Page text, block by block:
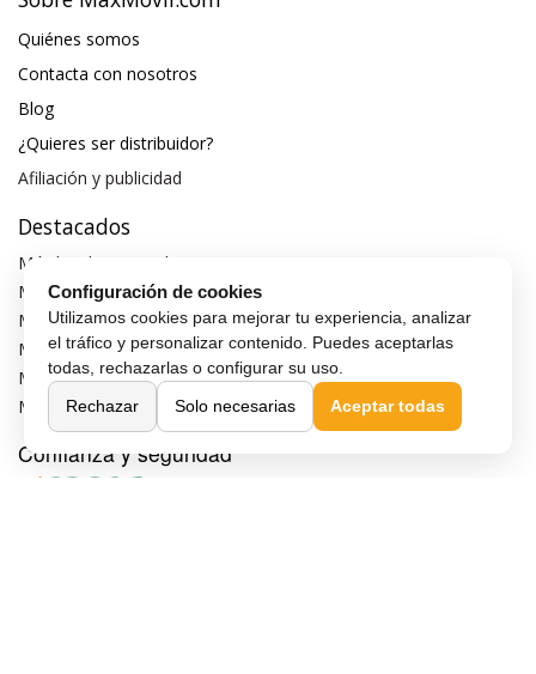
Quiénes somos
Contacta con nosotros
Blog
¿Quieres ser distribuidor?
Afiliación y publicidad
Destacados
Móviles de gama alta
Móviles con buena cámara
Móviles sin marcos
Móviles de 6 pulgadas
Móviles todoterreno
Móviles 4G
Confianza y seguridad
Configuración de cookies
Utilizamos cookies para mejorar tu experiencia, analizar
el tráfico y personalizar contenido. Puedes aceptarlas
todas, rechazarlas o configurar su uso.
Rechazar
Solo necesarias Aceptar todas